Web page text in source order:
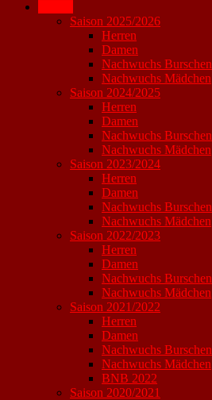
Saison 2025/2026
Herren
Damen
Nachwuchs Burschen
Nachwuchs Mädchen
Saison 2024/2025
Herren
Damen
Nachwuchs Burschen
Nachwuchs Mädchen
Saison 2023/2024
Herren
Damen
Nachwuchs Burschen
Nachwuchs Mädchen
Saison 2022/2023
Herren
Damen
Nachwuchs Burschen
Nachwuchs Mädchen
Saison 2021/2022
Herren
Damen
Nachwuchs Burschen
Nachwuchs Mädchen
BNB 2022
Saison 2020/2021